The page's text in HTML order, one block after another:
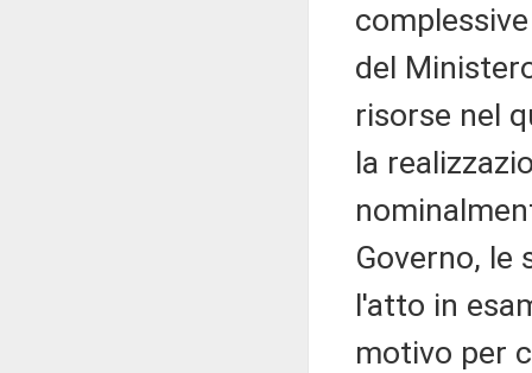
del
risorse nel
la
Governo, le
l'atto in
motivo per